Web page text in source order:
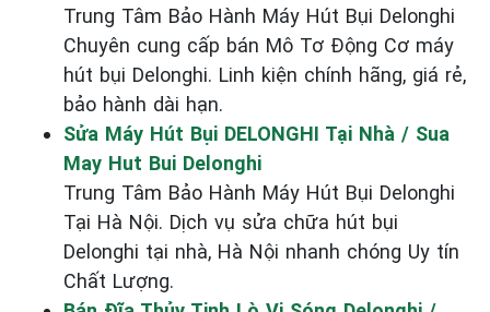
Trung Tâm Bảo Hành Máy Hút Bụi Delonghi
Chuyên cung cấp bán Mô Tơ Động Cơ máy
hút bụi Delonghi. Linh kiện chính hãng, giá rẻ,
bảo hành dài hạn.
Sửa Máy Hút Bụi DELONGHI Tại Nhà / Sua
May Hut Bui Delonghi
Trung Tâm Bảo Hành Máy Hút Bụi Delonghi
Tại Hà Nội. Dịch vụ sửa chữa hút bụi
Delonghi tại nhà, Hà Nội nhanh chóng Uy tín
Chất Lượng.